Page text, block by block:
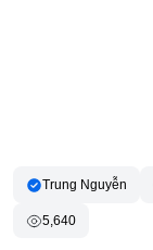
Trung Nguyễn
5,640